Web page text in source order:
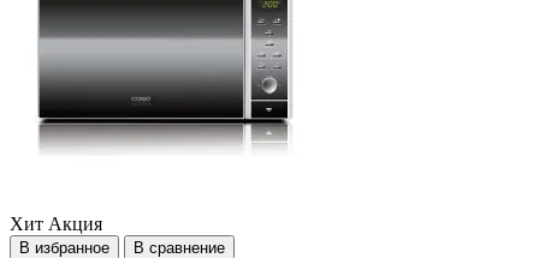
Хит Акция
В избранное В сравнение